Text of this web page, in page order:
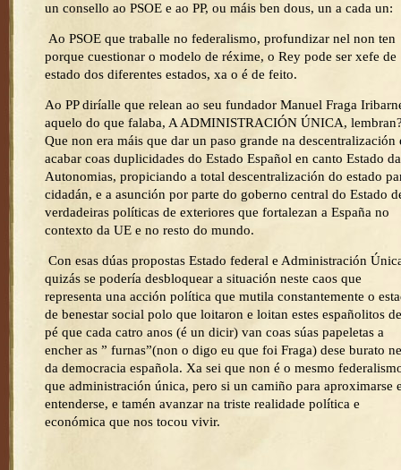
un consello ao PSOE e ao PP, ou máis ben dous, un a cada un:
Ao PSOE que traballe no federalismo, profundizar nel non ten
porque cuestionar o modelo de réxime, o Rey pode ser xefe de
estado dos diferentes estados, xa o é de feito.
Ao PP diríalle que relean ao seu fundador Manuel Fraga
aquelo do que falaba, A ADMINISTRACIÓN ÚNICA,
Que non era máis que dar un paso grande na descentralización
acabar coas duplicidades do Estado Español en canto Estado
Autonomias, propiciando a total descentralización do estado
cidadán, e a asunción por parte do goberno central do Estado
verdadeiras políticas de exteriores que fortalezan a España no
contexto da UE e no resto do mundo.
Con esas dúas propostas Estado federal e Administración
quizás se podería desbloquear a situación neste caos que
representa una acción política que mutila constantemente o
de benestar social polo que loitaron e loitan estes españolitos
pé que cada catro anos (é un dicir) van coas súas papeletas a
encher as ” furnas”(non o digo eu que foi Fraga) dese burato
da democracia española. Xa sei que non é o mesmo
que administración única, pero si un camiño para aproximarse
entenderse, e tamén avanzar na triste realidade política e
económica que nos tocou vivir.